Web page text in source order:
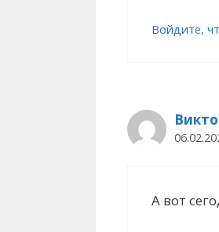
Войдите,
А вот